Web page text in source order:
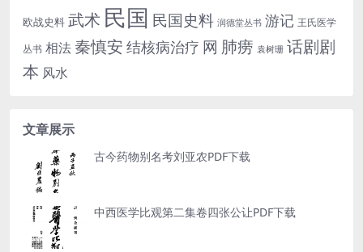
欧战史料 武术 民国 民国史料 润德堂丛书 游记 王氏医学
丛书 相法 秦慎安 结核病治疗 网 肺痨 袁树珊 话剧剧
本 风水
文章展示
古今药物别名考刘亚农PDF下载
中西医学比观第二集卷四张公让PDF下载